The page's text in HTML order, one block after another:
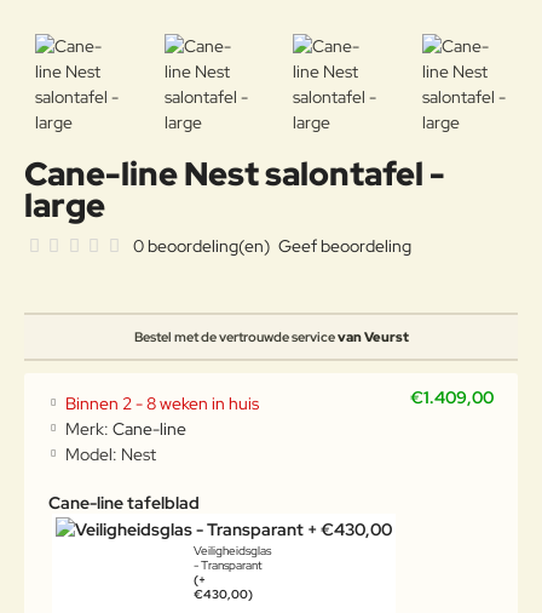
Cane-line Nest salontafel -
large
Bestel met de vertrouwde servicevan Veurst
0 beoordeling(en) Geef beoordeling
€1.409,00
Binnen 2 - 8 weken in huis
Merk: Cane-line
Model: Nest
Cane-line tafelblad
Veiligheidsglas
- Transparant
(+
€430,00)